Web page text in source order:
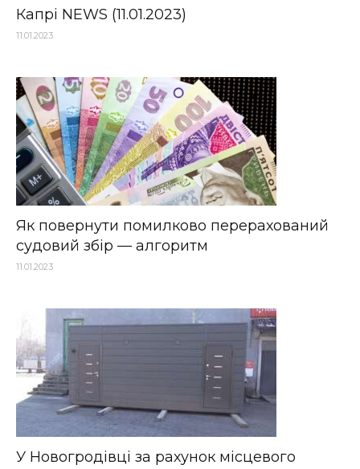
Капрі NEWS (11.01.2023)
11.01.2023
Як повернути помилково перерахований
судовий збір — алгоритм
11.01.2023
У Новогродівці за рахунок місцевого